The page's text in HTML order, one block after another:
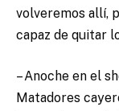
volveremos allí,
capaz de quitar
– Anoche en el
Matadores